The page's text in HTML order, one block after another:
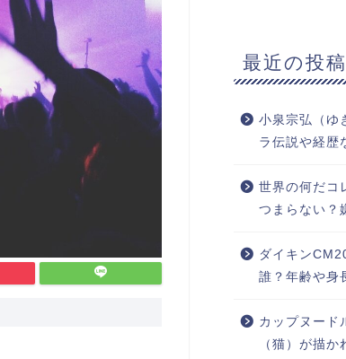
最近の投稿
小泉宗弘（ゆ
ラ伝説や経歴
世界の何だコ
つまらない？
ダイキン
誰？年齢や身
カップヌード
（猫）が描